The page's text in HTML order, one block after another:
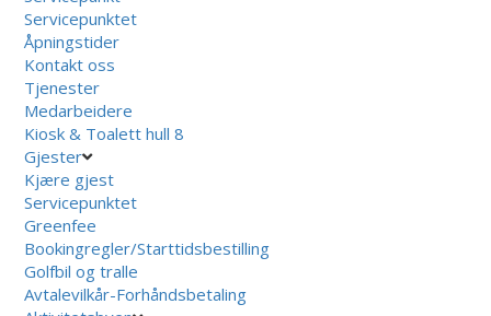
Servicepunktet
Åpningstider
Kontakt oss
Tjenester
Medarbeidere
Kiosk & Toalett hull 8
Gjester
Kjære gjest
Servicepunktet
Greenfee
Bookingregler/Starttidsbestilling
Golfbil og tralle
Avtalevilkår-Forhåndsbetaling